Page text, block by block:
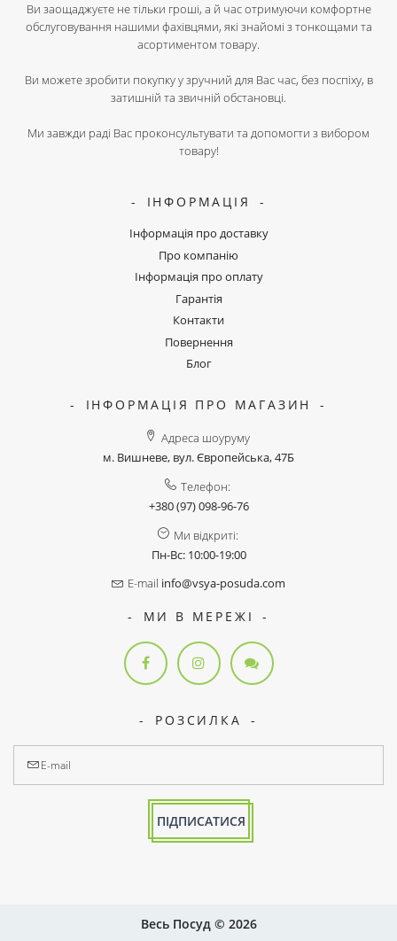
Ви заощаджуєте не тільки гроші, а й час отримуючи комфортне
обслуговування нашими фахівцями, які знайомі з тонкощами та
асортиментом товару.
Ви можете зробити покупку у зручний для Вас час, без поспіху, в
затишній та звичній обстановці.
Ми завжди раді Вас проконсультувати та допомогти з вибором
товару!
ІНФОРМАЦІЯ
Інформація про доставку
Про компанію
Інформація про оплату
Гарантія
Контакти
Повернення
Блог
ІНФОРМАЦІЯ ПРО МАГАЗИН
Адреса шоуруму
м. Вишневе, вул. Європейська, 47Б
Телефон:
+380 (97) 098-96-76
Ми відкриті:
Пн-Вс: 10:00-19:00
E-mail info@vsya-posuda.com
МИ В МЕРЕЖІ
РОЗСИЛКА
ПІДПИСАТИСЯ
Весь Посуд © 2026